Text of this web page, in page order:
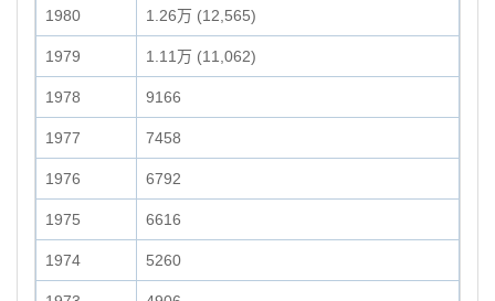
1980 1.26万 (12,565)
1979 1.11万 (11,062)
1978 9166
1977 7458
1976 6792
1975 6616
1974 5260